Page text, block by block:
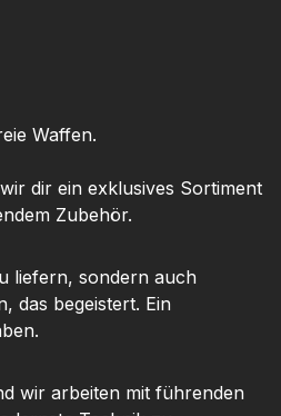
Waffen.
dir ein exklusives Sortiment
Zubehör.
liefern, sondern auch
das begeistert. Ein
wir arbeiten mit führenden